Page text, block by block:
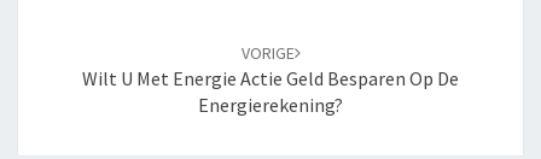
VORIGE
Wilt U Met Energie Actie Geld Besparen Op De
Energierekening?